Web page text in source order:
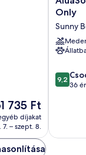
735 Ft
735 Ft
díjakat
7. – szept. 8.
Sunny
Beach
-
All
Inclusive
Adults
Only
Only
Sunny
9.2
9,2
36